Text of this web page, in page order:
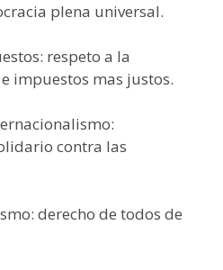
plena universal.
respeto a la
impuestos mas justos.
contra las
derecho de todos de